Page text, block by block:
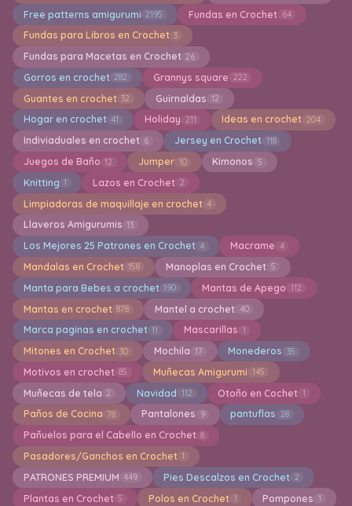
Free patterns amigurumi 2195 Fundas en Crochet 64
Fundas para Libros en Crochet 3
Fundas para Macetas en Crochet 26
Gorros en crochet 282 Grannys square 222
Guantes en crochet 32 Guirnaldas 12
Hogar en crochet 41 Holiday 211 Ideas en crochet 204
Indiviaduales en crochet 6 Jersey en Crochet 118
Juegos de Baño 12 Jumper 10 Kimonos 5
Knitting 1 Lazos en Crochet 2
Limpiadoras de maquillaje en crochet 4
Llaveros Amigurumis 13
Los Mejores 25 Patrones en Crochet 4 Macrame 4
Mandalas en Crochet 158 Manoplas en Crochet 5
Manta para Bebes a crochet 190 Mantas de Apego 112
Mantas en crochet 878 Mantel a crochet 40
Marca paginas en crochet 11 Mascarillas 1
Mitones en Crochet 30 Mochila 17 Monederos 35
Motivos en crochet 85 Muñecas Amigurumi 145
Muñecas de tela 2 Navidad 112 Otoño en Cochet 1
Paños de Cocina 78 Pantalones 9 pantuflas 28
Pañuelos para el Cabello en Crochet 8
Pasadores/Ganchos en Crochet 1
PATRONES PREMIUM 449 Pies Descalzos en Crochet 2
Plantas en Crochet 5 Polos en Crochet 1 Pompones 1